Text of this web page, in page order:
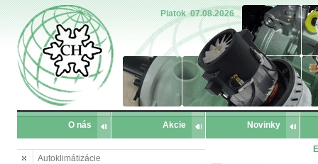
Piatok 07.08.2026
O nás Akcie Novinky
Autoklimátizácie